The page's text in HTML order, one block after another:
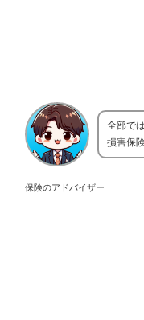
保険のアドバイザー
全部で
損害保